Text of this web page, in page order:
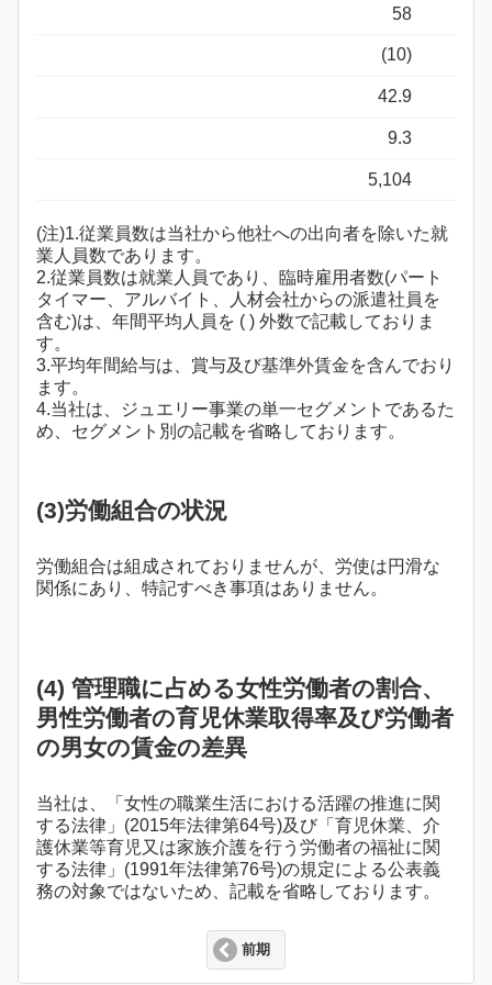
58
(10)
42.9
9.3
5,104
(注)1.従業員数は当社から他社への出向者を除いた就
業人員数であります。
2.従業員数は就業人員であり、臨時雇用者数(パート
タイマー、アルバイト、人材会社からの派遣社員を
含む)は、年間平均人員を ( ) 外数で記載しておりま
す。
3.平均年間給与は、賞与及び基準外賃金を含んでおり
ます。
4.当社は、ジュエリー事業の単一セグメントであるた
め、セグメント別の記載を省略しております。
(3)労働組合の状況
労働組合は組成されておりませんが、労使は円滑な
関係にあり、特記すべき事項はありません。
(4) 管理職に占める女性労働者の割合、
男性労働者の育児休業取得率及び労働者
の男女の賃金の差異
当社は、「女性の職業生活における活躍の推進に関
する法律」(2015年法律第64号)及び「育児休業、介
護休業等育児又は家族介護を行う労働者の福祉に関
する法律」(1991年法律第76号)の規定による公表義
務の対象ではないため、記載を省略しております。
前期